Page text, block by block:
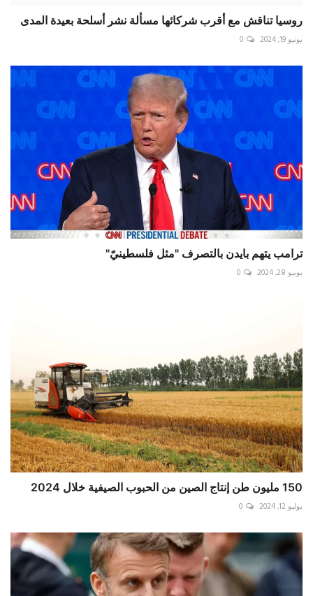
روسيا تناقش مع أقرب شركائها مسألة نشر أسلحة بعيدة المدى
يونيو 19, 2024 0
ترامب يتهم بايدن بالتصرف "مثل فلسطينيّ"
يونيو 28, 2024 0
150 مليون طن إنتاج الصين من الحبوب الصيفية خلال 2024
يوليو 12, 2024 0